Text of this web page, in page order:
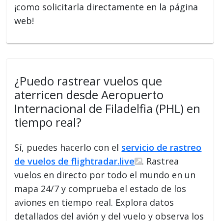
¡como solicitarla directamente en la página
web!
¿Puedo rastrear vuelos que
aterricen desde Aeropuerto
Internacional de Filadelfia (PHL) en
tiempo real?
Sí, puedes hacerlo con el servicio de rastreo
de vuelos de flightradar.live
. Rastrea
vuelos en directo por todo el mundo en un
mapa 24/7 y comprueba el estado de los
aviones en tiempo real. Explora datos
detallados del avión y del vuelo y observa los